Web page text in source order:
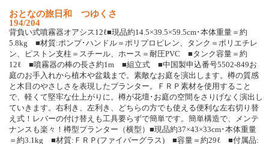
おとなの旅 日和 つゆ く さ
194/204
背負 い式噴霧器オアシス12ℓ■現品約14.5×39.5×59.5cm･本体重量 ＝ 約
5.8kg ■材質:ポンプ･ハン ドル ＝ ポ リ プロ ピレン、 タ ンク ＝ ポ リ エチ レ
ン、 ピス ト ン支柱 ＝ スチール、 ホース ＝ 耐圧PVC ■タ ンク容量 ＝ 約
12ℓ ■噴霧器の棒の長さ 約1m ■組 立式 ■中 国製申込番号5502-849お
庭のお手入れから植木や盆栽ま で。 素敵なお庭を演出 し ま す。 樽の質感
と 木 目 のやさ し さ を表現 し たプラ ンタ ー。 Ｆ Ｒ Ｐ 素材を使用するこ と
で、 軽 く て堅牢な仕上がり に。 樽が花壇 ･ お庭の空間 をさ り げな く 演出 し
ていき ま す。 右利 き 、 左利 き 、 どち らの方でも使 え る便利 な左右切 り 替
え 式 ！ レバーの付け替え も工具要らずで簡単です。 簡単構造で、 メ ンテ
ナンス も楽 々 ！ 樽型プラ ンタ ー （横型 ） ■現品約37×43×33cm･本体重量
＝ 約3.1kg ■材質: Ｆ Ｒ Ｐ (フ ァイバーグラ ス) ■容量 ＝ 約29ℓ ■付属品: